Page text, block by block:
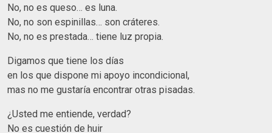
No, no es queso… es luna.
No, no son espinillas… son cráteres.
No, no es prestada… tiene luz propia.
Digamos que tiene los días
en los que dispone mi apoyo incondicional,
mas no me gustaría encontrar otras pisadas.
¿Usted me entiende, verdad?
No es cuestión de huir